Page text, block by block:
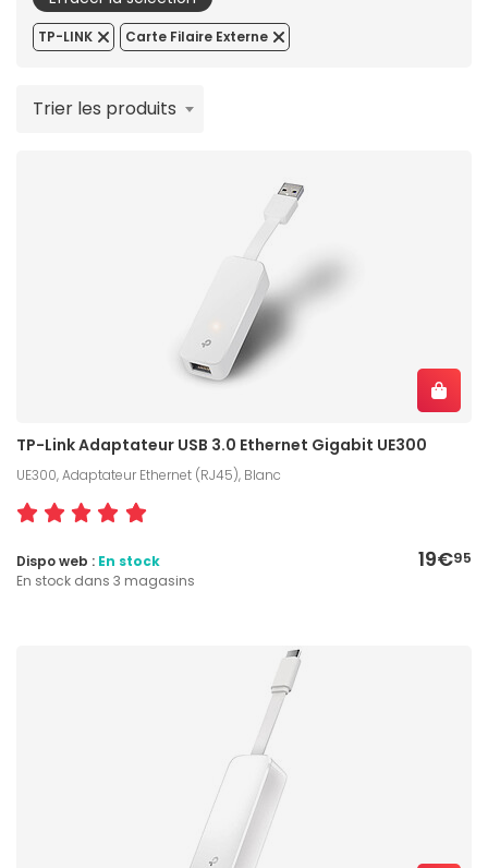
TP-LINK Carte Filaire Externe
Trier les produits
TP-Link Adaptateur USB 3.0 Ethernet Gigabit UE300
UE300, Adaptateur Ethernet (RJ45), Blanc
19€95
Dispo web : En stock
En stock dans 3 magasins